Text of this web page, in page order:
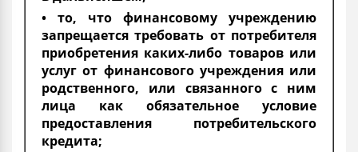
• то, что финансовому учреждению
запрещается требовать от потребителя
приобретения каких-либо товаров или
услуг от финансового учреждения или
родственного, или связанного с ним
лица как обязательное условие
предоставления потребительского
кредита;